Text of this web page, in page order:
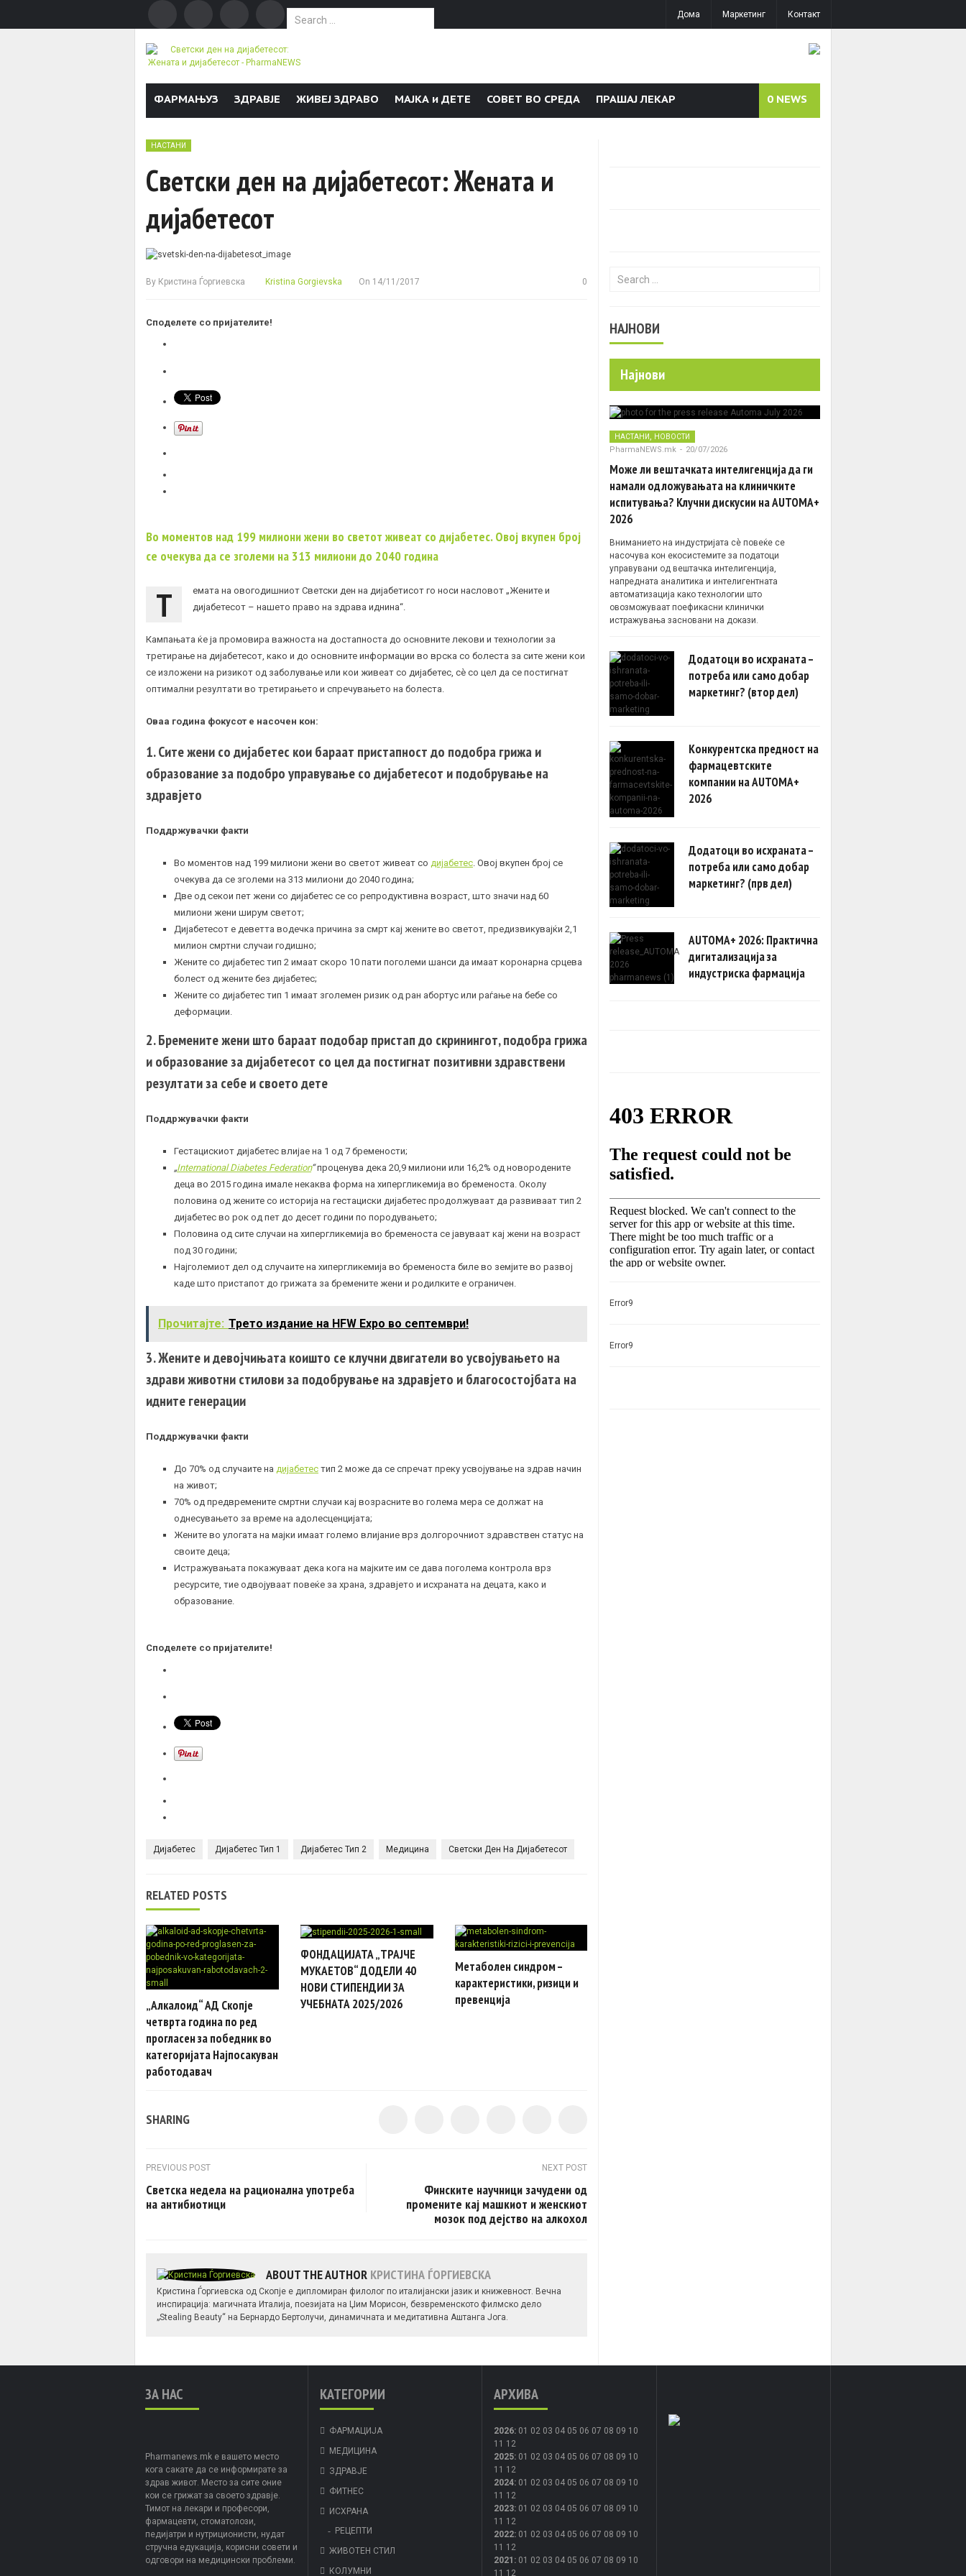
Search for:
Дома Маркетинг Контакт
ФАРМАЊУЗ ЗДРАВЈЕ ЖИВЕЈ ЗДРАВО МАЈКА и ДЕТЕ СОВЕТ ВО СРЕДА ПРАШАЈ ЛЕКАР 0 NEWS
НАСТАНИ
Светски ден на дијабетесот: Жената и
дијабетесот
By Кристина Ѓоргиевска Kristina Gorgievska On 14/11/2017 0
Споделете со пријателите!
Во моментов над 199 милиони жени во светот живеат со дијабетес. Овој вкупен број
се очекува да се зголеми на 313 милиони до 2040 година
Т
емата на овогодишниот Светски ден на дијабетисот го носи насловот „Жените и
дијабетесот – нашето право на здрава иднина“.
Кампањата ќе ја промовира важноста на достапноста до основните лекови и технологии за
третирање на дијабетесот, како и до основните информации во врска со болеста за сите жени кои
се изложени на ризикот од заболување или кои живеат со дијабетес , сè со цел да се постигнат
оптимални резултати во третирањето и спречувањето на болеста.
Оваа година фокусот е насочен кон:
1. Сите жени со дијабетес кои бараат пристапност до подобра грижа и
образование за подобро управување со дијабетесот и подобрување на
здравјето
Поддржувачки факти
Во моментов над 199 милиони жени во светот живеат со дијабетес . Овој вкупен број се
очекува да се зголеми на 313 милиони до 2040 година;
Две од секои пет жени со дијабетес се со репродуктивна возраст, што значи над 60
милиони жени ширум светот;
Дијабетесот е деветта водечка причина за смрт кај жените во светот, предизвикувајќи 2,1
милион смртни случаи годишно;
Жените со дијабетес тип 2 имаат скоро 10 пати поголеми шанси да имаат коронарна срцева
болест од жените без дијабетес;
Жените со дијабетес тип 1 имаат зголемен ризик од ран абортус или раѓање на бебе со
деформации.
2. Бремените жени што бараат подобар пристап до скринингот, подобра грижа
и образование за дијабетесот со цел да постигнат позитивни здравствени
резултати за себе и своето дете
Поддржувачки факти
Гестацискиот дијабетес влијае на 1 од 7 бремености;
„International Diabetes Federation“проценува дека 20,9 милиони или 16,2% од новородените
деца во 2015 година имале некаква форма на хипергликемија во бременоста. Околу
половина од жените со историја на гестациски дијабетес продолжуваат да развиваат тип 2
дијабетес во рок од пет до десет години по породувањето;
Половина од сите случаи на хипергликемија во бременоста се јавуваат кај жени на возраст
под 30 години;
Најголемиот дел од случаите на хипергликемија во бременоста биле во земјите во развој
каде што пристапот до грижата за бремените жени и родилките е ограничен.
Прочитајте: Трето издание на HFW Expo во септември!
3. Жените и девојчињата коишто се клучни двигатели во усвојувањето на
здрави животни стилови за подобрување на здравјето и благосостојбата на
идните генерации
Поддржувачки факти
До 70% од случаите на дијабетес тип 2 може да се спречат преку усвојување на здрав начин
на живот;
70% од предвремените смртни случаи кај возрасните во голема мера се должат на
однесувањето за време на адолесценцијата;
Жените во улогата на мајки имаат големо влијание врз долгорочниот здравствен статус на
своите деца;
Истражувањата покажуваат дека кога на мајките им се дава поголема контрола врз
ресурсите, тие одвојуваат повеќе за храна, здравјето и исхраната на децата, како и
образование.
Споделете со пријателите!
Дијабетес Дијабетес Тип 1 Дијабетес Тип 2 Медицина Светски Ден На Дијабетесот
RELATED POSTS
„Алкалоид“ АД Скопје
четврта година по ред
прогласен за победник во
категоријата Најпосакуван
работодавач
ФОНДАЦИЈАТА „ТРАЈЧЕ
МУКАЕТОВ“ ДОДЕЛИ 40
НОВИ СТИПЕНДИИ ЗА
УЧЕБНАТА 2025/2026
Метаболен синдром –
карактеристики, ризици и
превенција
SHARING
Post navigation
PREVIOUS POST
Светска недела на рационална употреба
на антибиотици
NEXT POST
Финските научници зачудени од
промените кај машкиот и женскиот
мозок под дејство на алкохол
ABOUT THE AUTHOR КРИСТИНА ЃОРГИЕВСКА
Кристина Ѓоргиевска од Скопје е дипломиран филолог по италијански јазик и книжевност. Вечна
инспирација: магичната Италија, поезијата на Џим Морисон, безвременското филмско дело
„Stealing Beauty“ на Бернардо Бертолучи, динамичната и медитативна Аштанга Јога.
Search for:
НАЈНОВИ
Најнови
НАСТАНИ , НОВОСТИ
PharmaNEWS.mk - 20/07/2026
Може ли вештачката интелигенција да ги
намали одложувањата на клиничките
испитувања? Клучни дискусии на AUTOMA+
2026
Вниманието на индустријата сè повеќе се
насочува кон екосистемите за податоци
управувани од вештачка интелигенција,
напредната аналитика и интелигентната
автоматизација како технологии што
овозможуваат поефикасни клинички
истражувања засновани на докази.
Додатоци во исхраната –
потреба или само добар
маркетинг? (втор дел)
Конкурентска предност на
фармацевтските
компании на AUTOMA+
2026
Додатоци во исхраната –
потреба или само добар
маркетинг? (прв дел)
AUTOMA+ 2026: Практична
дигитализација за
индустриска фармација
Error9
Error9
ЗА НАС
Pharmanews.mk е вашето место
кога сакате да се информирате за
здрав живот. Место за сите оние
кои се грижат за своето здравје.
Тимот на лекари и професори,
фармацевти, стоматолози,
педијатри и нутриционисти, нудат
стручна едукација, корисни совети и
одговори на медицински проблеми.
КАТЕГОРИИ
ФАРМАЦИЈА
МЕДИЦИНА
ЗДРАВЈЕ
ФИТНЕС
ИСХРАНА
РЕЦЕПТИ
ЖИВОТЕН СТИЛ
КОЛУМНИ
АРХИВА
2026: 01 02 03 04 05 06 07 08 09 10
11 12
2025: 01 02 03 04 05 06 07 08 09 10
11 12
2024: 01 02 03 04 05 06 07 08 09 10
11 12
2023: 01 02 03 04 05 06 07 08 09 10
11 12
2022: 01 02 03 04 05 06 07 08 09 10
11 12
2021 : 01 02 03 04 05 06 07 08 09 10
11 12